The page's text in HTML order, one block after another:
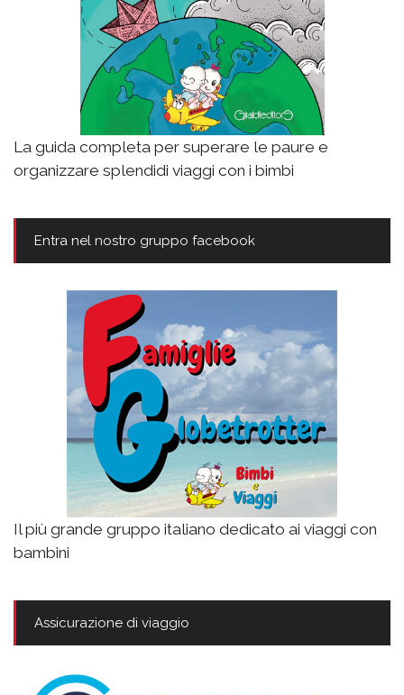
La guida completa per superare le paure e
organizzare splendidi viaggi con i bimbi
Entra nel nostro gruppo facebook
Il più grande gruppo italiano dedicato ai viaggi con
bambini
Assicurazione di viaggio